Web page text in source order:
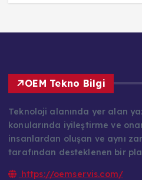
OEM Tekno Bilgi
Teknoloji alanında yer alan
konularında iyileştirme ve
insanlardan oluşan ve aynı
tarafından desteklenen bir
https://oemservis.com/